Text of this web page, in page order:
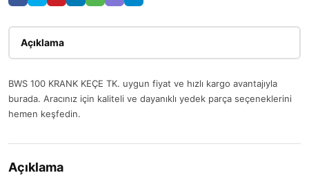
Açıklama
BWS 100 KRANK KEÇE TK. uygun fiyat ve hızlı kargo avantajıyla
burada. Aracınız için kaliteli ve dayanıklı yedek parça seçeneklerini
hemen keşfedin.
Açıklama